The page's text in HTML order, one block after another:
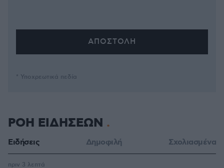
* Υποχρεωτικά πεδία
ΡΟΗ ΕΙΔΗΣΕΩΝ
Ειδήσεις Δημοφιλή Σχολιασμένα
πριν 3 λεπτά